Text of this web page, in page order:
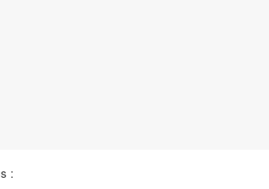
: